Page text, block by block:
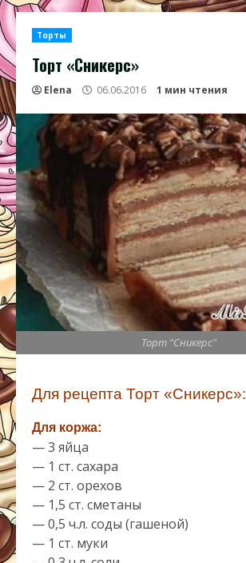
Торты
Торт «Сникерс»
Elena 06.06.2016 1 мин чтения
Торт "Сникерс"
Для рецепта Торт «Сникерс»:
Для коржа:
— 3 яйца
— 1 ст. сахара
— 2 ст. орехов
— 1,5 ст. сметаны
— 0,5 ч.л. соды (гашеной)
— 1 ст. муки